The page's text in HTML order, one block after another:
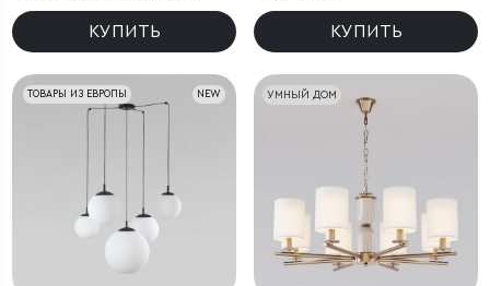
КУПИТЬ КУПИТЬ
NEW
ТОВАРЫ ИЗ ЕВРОПЫ УМНЫЙ ДОМ